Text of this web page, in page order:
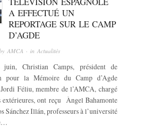
A EFFECTUÉ UN
REPORTAGE SUR LE CAMP
D’AGDE
AMCA · in Actualités
Christian Camps, président de
pour la Mémoire du Camp d’Agde
Féliu, membre de l’AMCA, chargé
extérieures, ont reçu Àngel Bahamonte
Sánchez Illán, professeurs à l’université